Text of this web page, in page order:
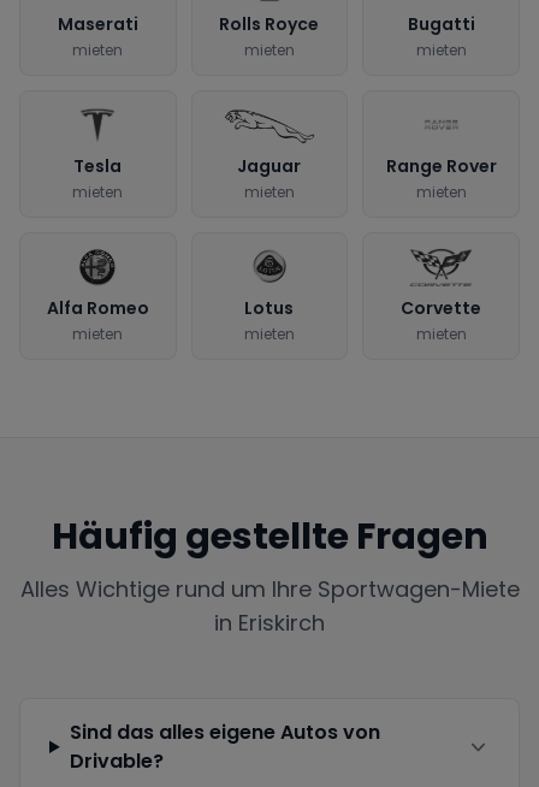
Maserati
mieten
Rolls Royce
mieten
Bugatti
mieten
Tesla
mieten
Jaguar
mieten
Range Rover
mieten
Alfa Romeo
mieten
Lotus
mieten
Corvette
mieten
Häufig gestellte Fragen
Alles Wichtige rund um Ihre Sportwagen-Miete
in Eriskirch
Sind das alles eigene Autos von
Drivable?